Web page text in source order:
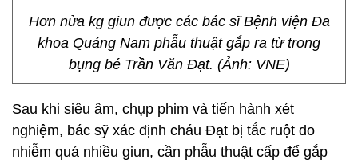
Hơn nửa kg giun được các bác sĩ Bệnh viện Đa
khoa Quảng Nam phẫu thuật gắp ra từ trong
bụng bé Trần Văn Đạt. (Ảnh: VNE)
Sau khi siêu âm, chụp phim và tiến hành xét
nghiệm, bác sỹ xác định cháu Đạt bị tắc ruột do
nhiễm quá nhiều giun, cần phẫu thuật cấp để gắp